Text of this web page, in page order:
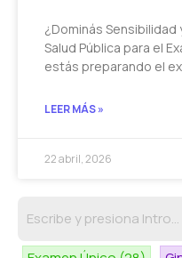
¿Dominás
Salud Pública para el
estás preparando el
LEER MÁS »
22 abril, 2026